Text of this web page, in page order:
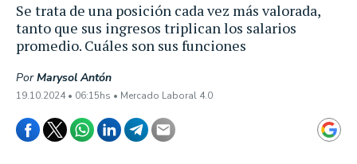
Se trata de una posición cada vez más valorada,
tanto que sus ingresos triplican los salarios
promedio. Cuáles son sus funciones
PorMarysol Antón
19.10.2024 • 06:15hs • Mercado Laboral 4.0